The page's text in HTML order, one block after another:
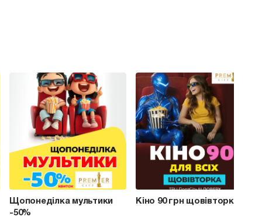
Щопонеділка мультики
-50%
Кіно 90 грн щовівторка